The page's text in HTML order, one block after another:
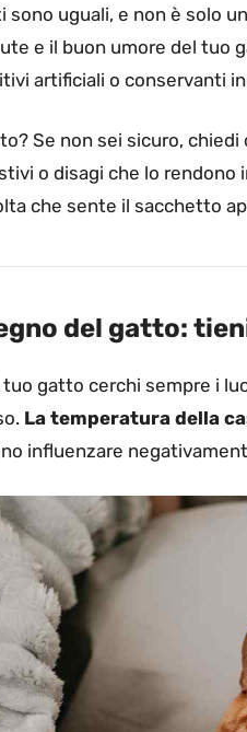
uguali, e non è solo
e il buon umore del tuo
artificiali o conservanti
Se non sei sicuro,
o disagi che lo
che sente il sacchetto
del gatto:
gatto cerchi sempre i
La temperatura della
influenzare